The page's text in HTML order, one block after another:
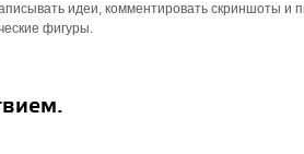
идеи, комментировать скриншоты и
фигуры.